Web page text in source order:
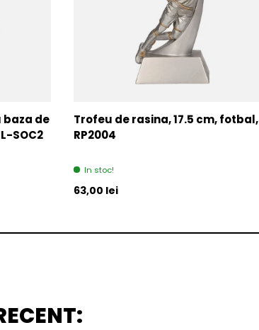
baza de
SOC2
Trofeu de rasina, 17.5 cm, fotbal,
RP2004
In stoc!
Pret initial
63,00 lei